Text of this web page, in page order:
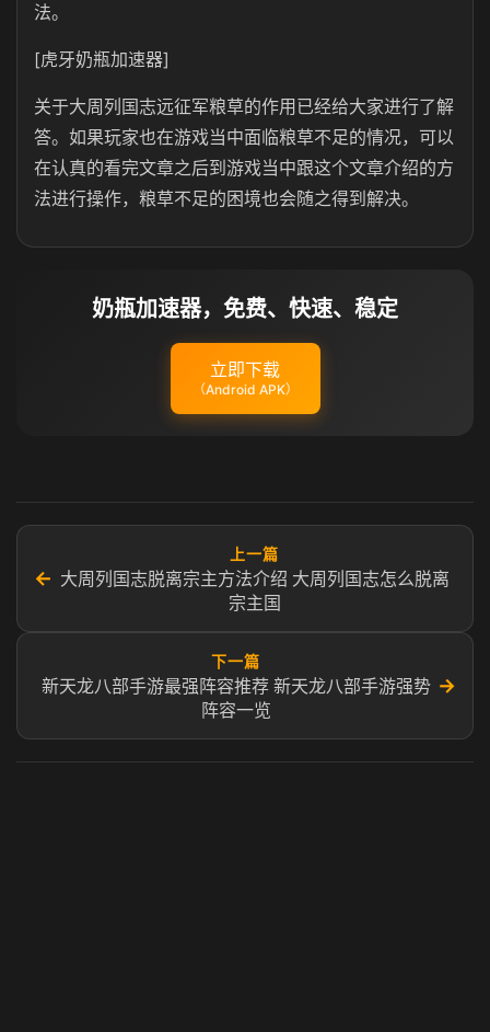
法。
[虎牙奶瓶加速器]
关于大周列国志远征军粮草的作用已经给大家进行了解
答。如果玩家也在游戏当中面临粮草不足的情况，可以
在认真的看完文章之后到游戏当中跟这个文章介绍的方
法进行操作，粮草不足的困境也会随之得到解决。
奶瓶加速器，免费、快速、稳定
立即下载
（Android APK）
←
上一篇
大周列国志脱离宗主方法介绍 大周列国志怎么脱离
宗主国
下一篇
新天龙八部手游最强阵容推荐 新天龙八部手游强势
阵容一览
→